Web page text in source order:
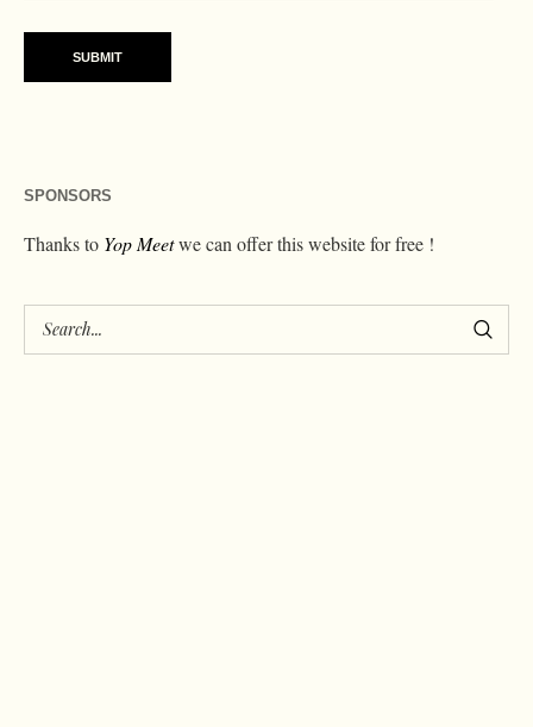
SPONSORS
Thanks to Yop Meetwe can offer this website for free !